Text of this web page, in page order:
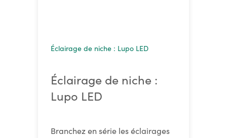
Éclairage de niche : Lupo LED
Éclairage de niche :
Lupo LED
Branchez en série les éclairages